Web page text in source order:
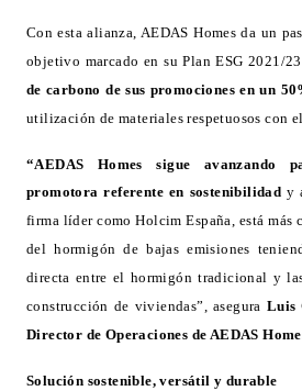
Con esta alianza, AEDAS Homes da un
objetivo marcado en su Plan ESG 2021/
de carbono de sus promociones en un
utilización de materiales respetuosos con
“AEDAS Homes sigue avanzando
promotora referente en sostenibilidad y
firma líder como Holcim España, está más
del hormigón de bajas emisiones
directa entre el hormigón tradicional y
construcción de viviendas”, asegura Luis
Director de Operaciones de AEDAS
Solución sostenible, versátil y durable